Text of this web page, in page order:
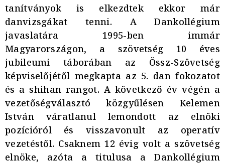
tanítványok is elkezdtek ekkor már
danvizsgákat tenni. A Dankollégium
javaslatára 1995-ben immár
Magyarországon, a szövetség 10 éves
jubileumi táborában az Össz-Szövetség
képviselőjétől megkapta az 5. dan fokozatot
és a shihan rangot. A következő év végén a
vezetőségválasztó közgyűlésen Kelemen
István váratlanul lemondott az elnöki
pozícióról és visszavonult az operatív
vezetéstől. Csaknem 12 évig volt a szövetség
elnöke, azóta a titulusa a Dankollégium